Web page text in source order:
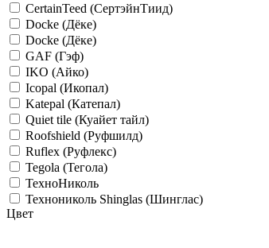
CertainTeed (СертэйнТиид)
Docke (Дёке)
Docke (Дёке)
GAF (Гэф)
IKO (Айко)
Icopal (Икопал)
Katepal (Катепал)
Quiet tile (Куайет тайл)
Roofshield (Руфшилд)
Ruflex (Руфлекс)
Tegola (Тегола)
ТехноНиколь
Технониколь Shinglas (Шинглас)
Цвет